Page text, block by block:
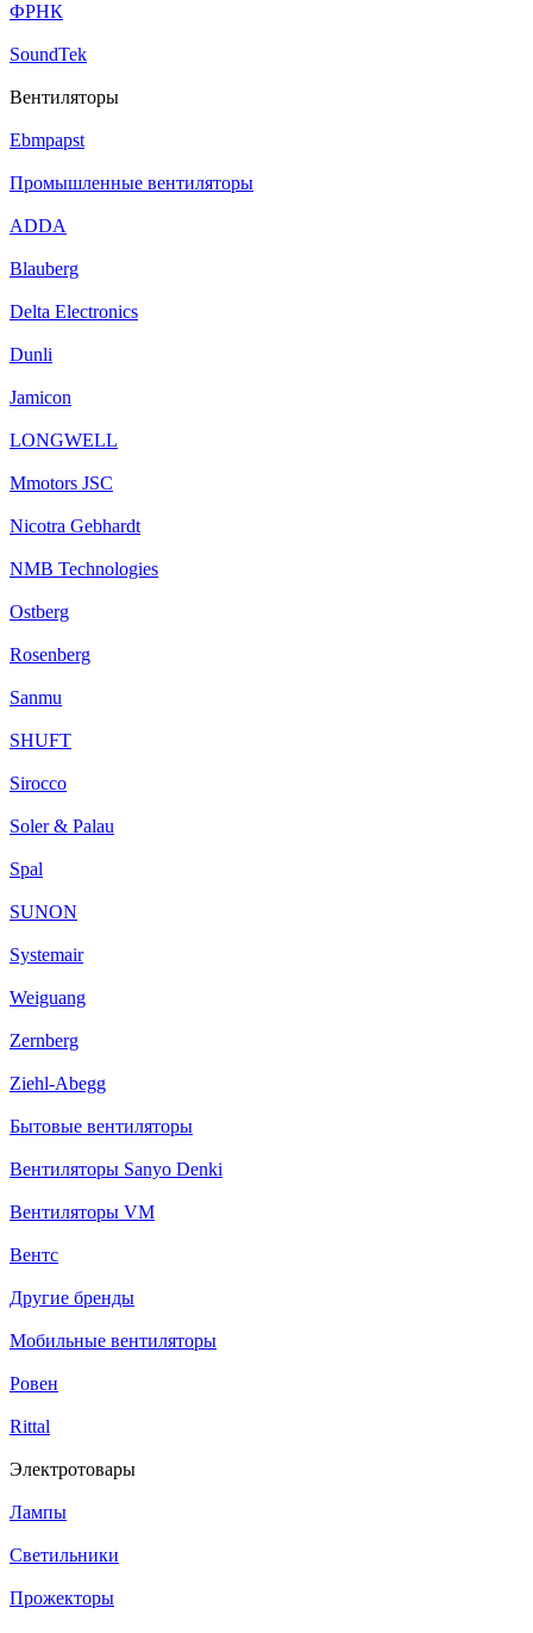
ФРНК
SoundTek
Вентиляторы
Ebmpapst
Промышленные вентиляторы
ADDA
Blauberg
Delta Electronics
Dunli
Jamicon
LONGWELL
Mmotors JSC
Nicotra Gebhardt
NMB Technologies
Ostberg
Rosenberg
Sanmu
SHUFT
Sirocco
Soler & Palau
Spal
SUNON
Systemair
Weiguang
Zernberg
Ziehl-Abegg
Бытовые вентиляторы
Вентиляторы Sanyo Denki
Вентиляторы VM
Вентс
Другие бренды
Мобильные вентиляторы
Ровен
Rittal
Электротовары
Лампы
Светильники
Прожекторы